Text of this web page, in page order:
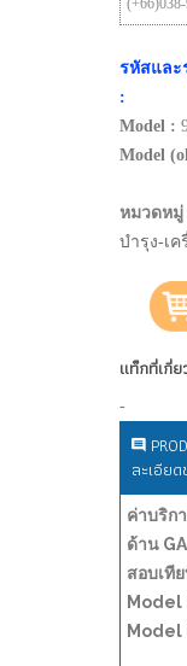
รหัสและ
:
Model :
Model
หมวดหมู่
บำรุง-เค
แท็กที่เกี่
-
ละเอีย
ค่าบริก
ด้าน
สอบเที
Model
Model